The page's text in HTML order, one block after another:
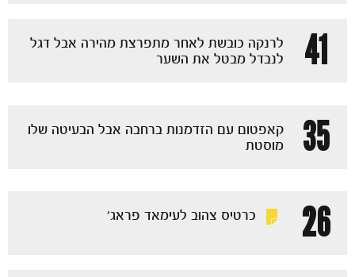
41
לרנקה כובשת לאחר מתפרצת מהירה אבל דגל
לנבדל מבטל את השער
35
קאפטום עם הזדמנות ברחבה אבל הבעיטה שלו
מוסטת
26 כרטיס צהוב לעימאד פראג'